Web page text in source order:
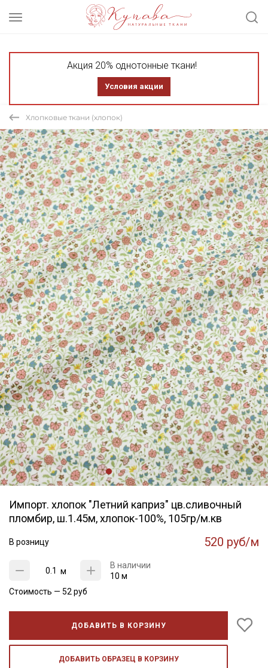
Акция 20% однотонные ткани!
Условия акции
Хлопковые ткани (хлопок)
Импорт. хлопок "Летний каприз" цв.сливочный
пломбир, ш.1.45м, хлопок-100%, 105гр/м.кв
В розницу 520 руб/м
м
В наличии
10 м
Стоимость — 52 руб
ДОБАВИТЬ В КОРЗИНУ
ДОБАВИТЬ ОБРАЗЕЦ В КОРЗИНУ